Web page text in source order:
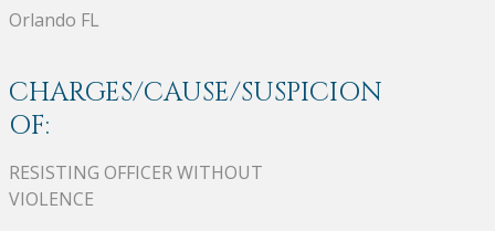
Orlando FL
CHARGES/CAUSE/SUSPICION
OF:
RESISTING OFFICER WITHOUT
VIOLENCE